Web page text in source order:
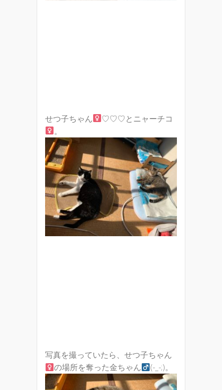
せつ子ちゃん
♡♡♡とニャーチコ
。
写真を撮っていたら、せつ子ちゃん
の場所を奪った金ちゃん
(-_-;)。